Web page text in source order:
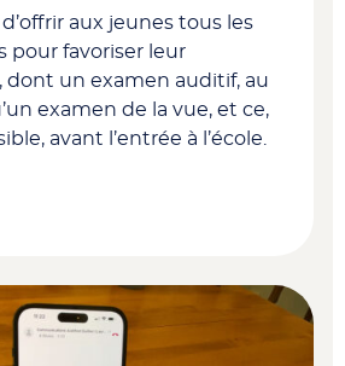
aux jeunes tous les
pour favoriser leur
dont un examen auditif, au
examen de la vue, et ce,
avant l’entrée à l’école.